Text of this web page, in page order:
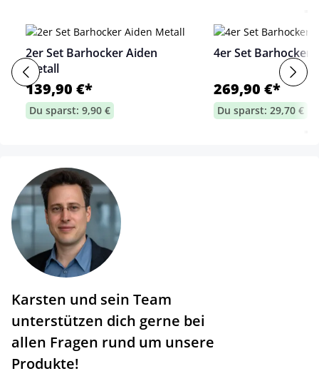
2er Set Barhocker Aiden
Metall
139,90 €*
Du sparst: 9,90 €
4er Set Barhocker
269,90 €*
Du sparst: 29,70 €
Karsten und sein Team
unterstützen dich gerne bei
allen Fragen rund um unsere
Produkte!